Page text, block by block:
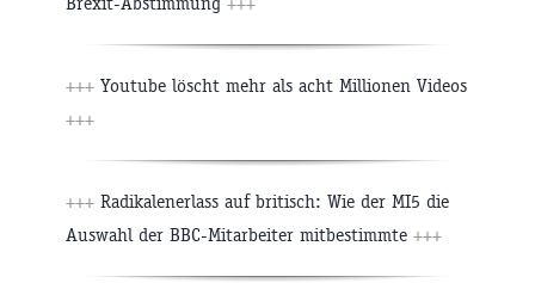
+++ Youtube löscht mehr als acht Millionen Videos
+++
+++ Radikalenerlass auf britisch: Wie der MI5 die
Auswahl der BBC-Mitarbeiter mitbestimmte +++